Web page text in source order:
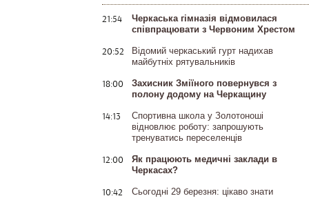
21:54
Черкаська гімназія відмовилася
співпрацювати з Червоним Хрестом
20:52
Відомий черкаський гурт надихав
майбутніх рятувальників
18:00
Захисник Зміїного повернувся з
полону додому на Черкащину
14:13
Спортивна школа у Золотоноші
відновлює роботу: запрошують
тренуватись переселенців
12:00
Як працюють медичні заклади в
Черкасах?
10:42 Сьогодні 29 березня: цікаво знати